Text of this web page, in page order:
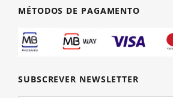
MÉTODOS DE PAGAMENTO
SUBSCREVER NEWSLETTER